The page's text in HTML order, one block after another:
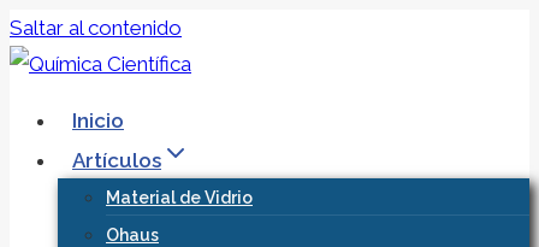
Saltar al contenido
Inicio
Artículos
Material de Vidrio
Ohaus